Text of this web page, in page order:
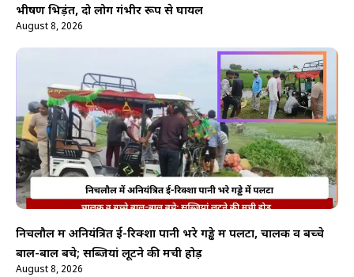
भीषण भिड़ंत, दो लोग गंभीर रूप से घायल
August 8, 2026
निचलौल में अनियंत्रित ई-रिक्शा पानी भरे गड्ढे में पलटा, चालक व बच्चे
बाल-बाल बचे; सब्जियां लूटने की मची होड़
August 8, 2026